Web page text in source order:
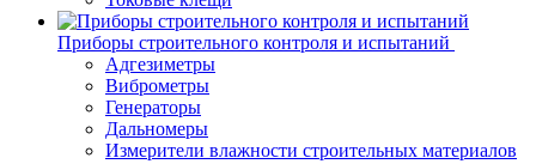
Приборы строительного контроля и испытаний
Адгезиметры
Виброметры
Генераторы
Дальномеры
Измерители влажности строительных материалов